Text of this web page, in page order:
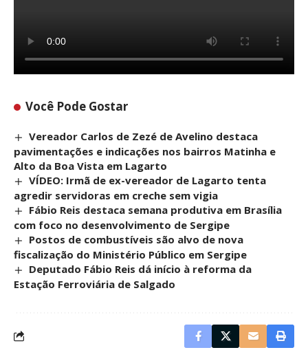
Você Pode Gostar
Vereador Carlos de Zezé de Avelino destaca
pavimentações e indicações nos bairros Matinha e
Alto da Boa Vista em Lagarto
VÍDEO: Irmã de ex-vereador de Lagarto tenta
agredir servidoras em creche sem vigia
Fábio Reis destaca semana produtiva em Brasília
com foco no desenvolvimento de Sergipe
Postos de combustíveis são alvo de nova
fiscalização do Ministério Público em Sergipe
Deputado Fábio Reis dá início à reforma da
Estação Ferroviária de Salgado